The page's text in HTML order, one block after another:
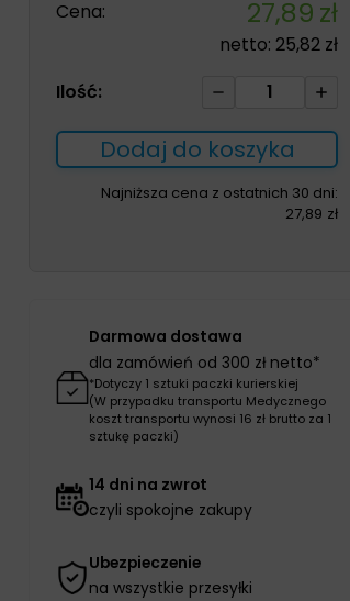
Cena:
27,89 zł
netto:25,82 zł
Ilość:
ilość
stawu
kolanowego
S
Dodaj do koszyka
Najniższa cena z ostatnich 30 dni:
27,89 zł
Darmowa dostawa
dla zamówień od 300 zł netto*
*Dotyczy 1 sztuki paczki kurierskiej
(W przypadku transportu Medycznego
koszt transportu wynosi 16 zł brutto za 1
sztukę paczki)
14 dni na zwrot
czyli spokojne zakupy
Ubezpieczenie
na wszystkie przesyłki